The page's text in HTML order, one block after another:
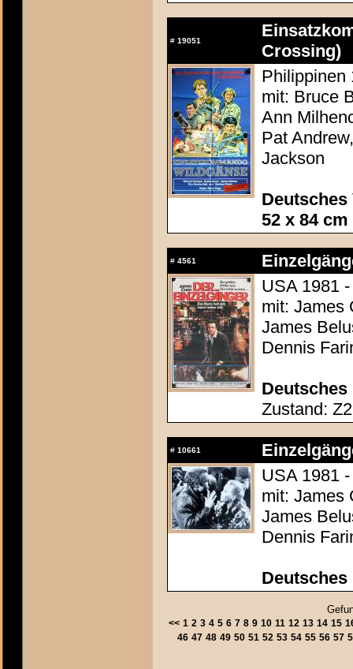
# 19051
Crossing)
Philippinen
mit: Bruce
Ann
Pat
Jackson
Deutsches
52 x 84 cm
# 4561
USA 1981
mit: James
James
Dennis
Deutsches
Zustand:
# 10661
USA 1981
mit: James
James
Dennis
<< 1 2 3 4 5 6 7 8 9 10 11 12 13 14 15
46 47 48 49 50 51 52 53 54 55 56 57